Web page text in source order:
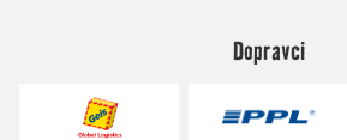
Dopravci